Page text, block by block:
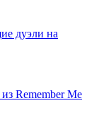
дуэли на
Remember Me